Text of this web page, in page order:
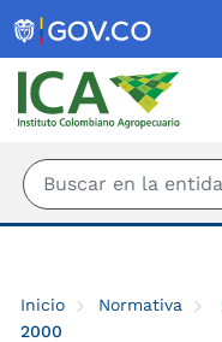
Inicio Normativa
2000